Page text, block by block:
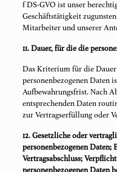
f DS-GVO ist unser
Geschäftstätigkeit
Mitarbeiter und unserer
11. Dauer, für die die
Das Kriterium für die
personenbezogenen Daten
Aufbewahrungsfrist. Nach
entsprechenden Daten
zur Vertragserfüllung oder
12. Gesetzliche oder
personenbezogenen
Vertragsabschluss;
personenbezogenen Daten